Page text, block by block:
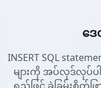
ဒ
INSERT SQL
များကို အပ်လုဒ်လုပ်ပ